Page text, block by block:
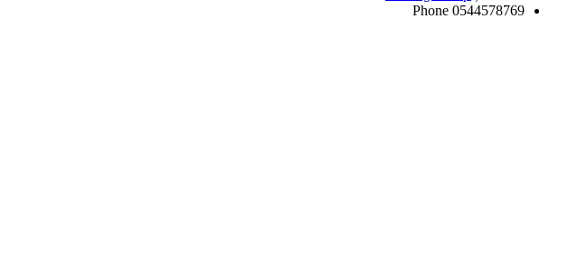
Phone 0544578769